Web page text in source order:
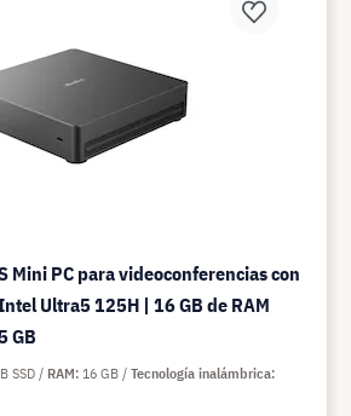
Mini PC para videoconferencias con
Ultra5 125H | 16 GB de RAM
GB
SSD RAM 16 GB
Tecnología inalámbrica